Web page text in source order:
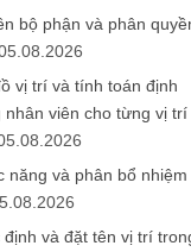
bộ phận và phân
vị trí và tính toán định
nhân viên cho từng vị trí
năng và phân bổ nhiệm
định và đặt tên vị trí